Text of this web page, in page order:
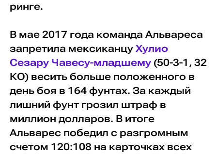
ринге.
В мае 2017 года команда Альвареса
запретила мексиканцу Хулио
Сезару Чавесу-младшему(50-3-1, 32
КО) весить больше положенного в
день боя в 164 фунтах. За каждый
лишний фунт грозил штраф в
миллион долларов. В итоге
Альварес победил с разгромным
счетом 120:108 на карточках всех